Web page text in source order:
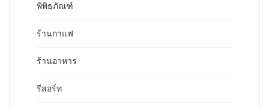
พิพิธภัณฑ์
ร้านกาแฟ
ร้านอาหาร
รีสอร์ท